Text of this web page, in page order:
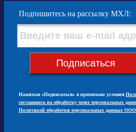
Подпишитесь на рассылку МХЛ:
Подписаться
Нажимая «Подписаться» я принимаю условия
соглашаюсь на обработку моих персональных
Политикой обработки персональных данных